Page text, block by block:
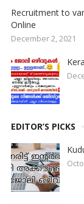
Recruitment to
Online
December 2, 2021
EDITOR’S PICKS